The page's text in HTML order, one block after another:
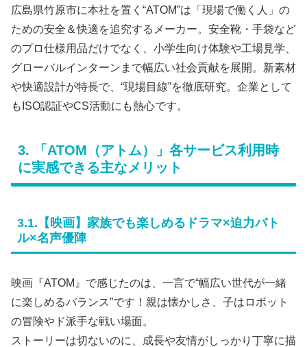
広島県竹原市に本社を置く“ATOM”は「現場で働く人」の
ための安全＆快適を追究するメーカー。安全靴・手袋など
のプロ仕様用品だけでなく、小学生向け体験や工場見学、
グローバルインターンまで幅広い社会貢献を展開。新素材
や快適設計が特長で、“現場目線”を徹底研究。企業として
もISO認証やCS活動にも熱心です。
3. 「ATOM（アトム）」各サービス利用時
に実感できる主なメリット
3.1.【映画】家族でも楽しめるドラマ×迫力バト
ル×名声優陣
映画『ATOM』で感じたのは、一言で“幅広い世代が一緒
に楽しめるバランス”です！親は懐かしさ、子はロボット
の冒険やド派手な戦い場面。
ストーリーは切ないのに、成長や友情がしっかり丁寧に描